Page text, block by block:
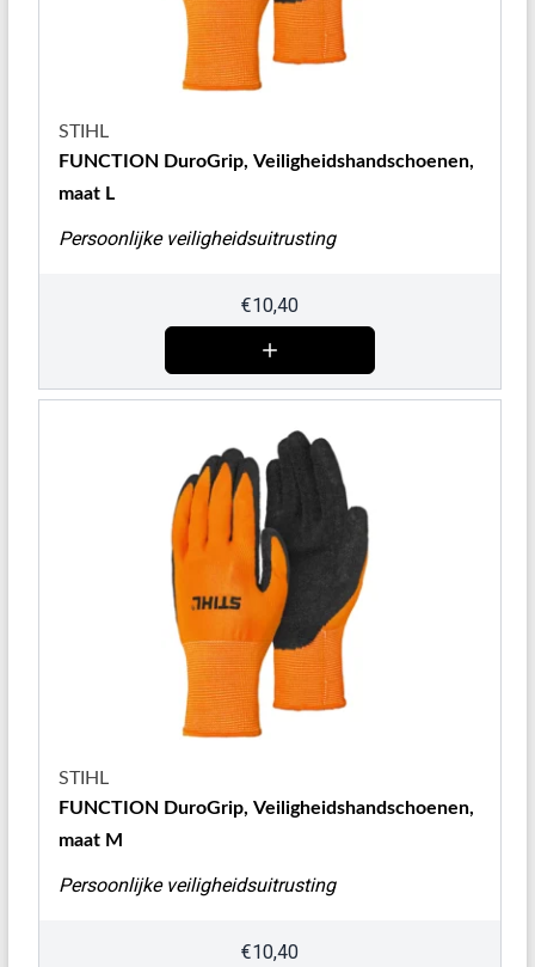
STIHL
FUNCTION DuroGrip, Veiligheidshandschoenen,
maat L
Persoonlijke veiligheidsuitrusting
€10,40
STIHL
FUNCTION DuroGrip, Veiligheidshandschoenen,
maat M
Persoonlijke veiligheidsuitrusting
€10,40